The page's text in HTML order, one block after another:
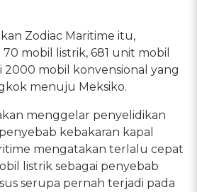
Zodiac Maritime itu,
mobil listrik, 681 unit mobil
2000 mobil konvensional yang
menuju Meksiko.
menggelar penyelidikan
kebakaran kapal
mengatakan terlalu cepat
listrik sebagai penyebab
serupa pernah terjadi pada